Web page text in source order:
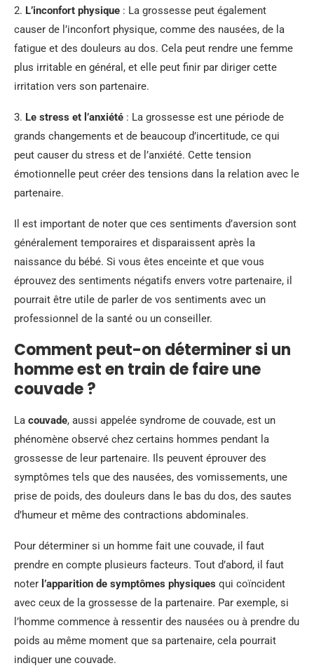
2. L’inconfort physique : La grossesse peut également
causer de l’inconfort physique, comme des nausées, de la
fatigue et des douleurs au dos. Cela peut rendre une femme
plus irritable en général, et elle peut finir par diriger cette
irritation vers son partenaire.
3. Le stress et l’anxiété : La grossesse est une période de
grands changements et de beaucoup d’incertitude, ce qui
peut causer du stress et de l’anxiété. Cette tension
émotionnelle peut créer des tensions dans la relation avec le
partenaire.
Il est important de noter que ces sentiments d’aversion sont
généralement temporaires et disparaissent après la
naissance du bébé. Si vous êtes enceinte et que vous
éprouvez des sentiments négatifs envers votre partenaire, il
pourrait être utile de parler de vos sentiments avec un
professionnel de la santé ou un conseiller.
Comment peut-on déterminer si un
homme est en train de faire une
couvade ?
La couvade, aussi appelée syndrome de couvade, est un
phénomène observé chez certains hommes pendant la
grossesse de leur partenaire. Ils peuvent éprouver des
symptômes tels que des nausées, des vomissements, une
prise de poids, des douleurs dans le bas du dos, des sautes
d’humeur et même des contractions abdominales.
Pour déterminer si un homme fait une couvade, il faut
prendre en compte plusieurs facteurs. Tout d’abord, il faut
noter l’apparition de symptômes physiques qui coïncident
avec ceux de la grossesse de la partenaire. Par exemple, si
l’homme commence à ressentir des nausées ou à prendre du
poids au même moment que sa partenaire, cela pourrait
indiquer une couvade.